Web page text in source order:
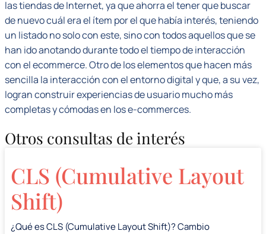
las tiendas de Internet, ya que ahorra el tener que buscar
de nuevo cuál era el ítem por el que había interés, teniendo
un listado no solo con este, sino con todos aquellos que se
han ido anotando durante todo el tiempo de interacción
con el ecommerce. Otro de los elementos que hacen más
sencilla la interacción con el entorno digital y que, a su vez,
logran construir experiencias de usuario mucho más
completas y cómodas en los e-commerces.
Otros consultas de interés
CLS (Cumulative Layout
Shift)
¿Qué es CLS (Cumulative Layout Shift)? Cambio